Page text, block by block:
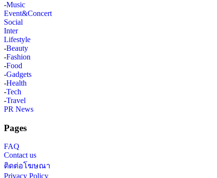
-Music
Event&Concert
Social
Inter
Lifestyle
-Beauty
-Fashion
-Food
-Gadgets
-Health
-Tech
-Travel
PR News
Pages
FAQ
Contact us
ติดต่อโฆษณา
Privacy Policy